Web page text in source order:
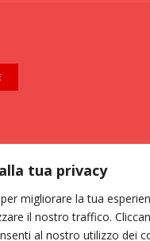
tua privacy
migliorare la tua
il nostro traffico.
al nostro utilizzo dei